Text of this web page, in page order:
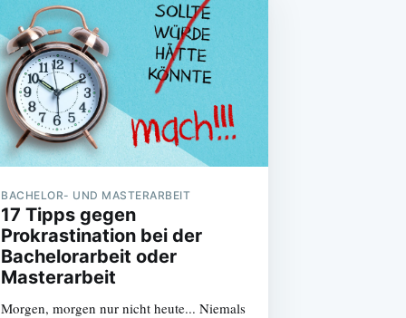
BACHELOR- UND MASTERARBEIT
17 Tipps gegen
Prokrastination bei der
Bachelorarbeit oder
Masterarbeit
Morgen, morgen nur nicht heute... Niemals